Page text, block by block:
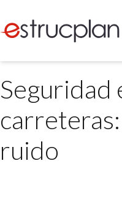
SERVICIOS
Higiene y Seguridad
Medio Ambiente
Legislación
NOVEDADES
INGRESAR
Portal de Clientes
Seguridad
ruido